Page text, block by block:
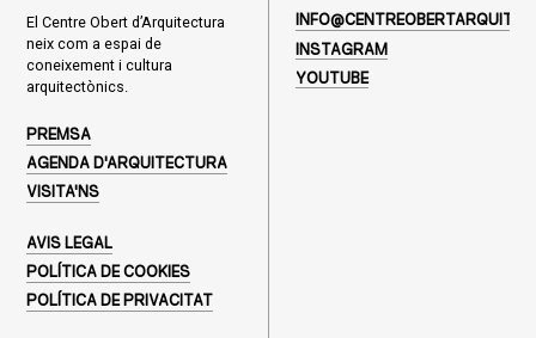
El Centre Obert d’Arquitectura
neix com a espai de
coneixement i cultura
arquitectònics.
PREMSA
AGENDA D'ARQUITECTURA
VISITA'NS
AVIS LEGAL
POLÍTICA DE COOKIES
POLÍTICA DE PRIVACITAT
INSTAGRAM
YOUTUBE